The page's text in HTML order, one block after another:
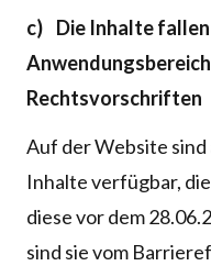
c) Die Inhalte fallen
Rechtsvorschriften
Auf der Website
Inhalte verfügbar,
diese vor dem
sind sie vom